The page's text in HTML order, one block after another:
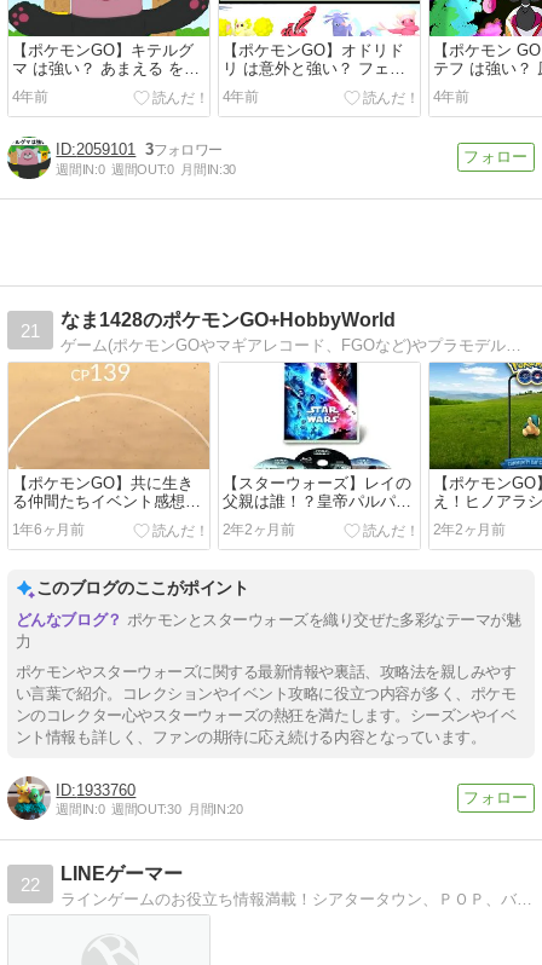
【ポケモンGO】キテルグ
マ は強い？ あまえる を覚
えられればジム置きでかな
り強いのでは？ 特別技の
ドレインパンチ にも期待
大！！
4年前
【ポケモンGO】オドリド
リ は意外と強い？ フェザ
ーダンス を覚えられれば
かなり面白い性能になるの
では？？
4年前
【ポケモン
テフ は強い？
可能な◯◯を
ぶっ壊れるの
4年前
2059101 3
週間IN:0 週間OUT:0 月間IN:30
21
なま1428のポケモンGO+HobbyWorld
ゲーム(ポケモンGOやマギアレコード、FGOなど)やプラモデル、レゴなど私が楽しいと思うことを語ります。
【ポケモンGO】共に生き
る仲間たちイベント感想と
攻略法
1年6ヶ月前
【スターウォーズ】レイの
父親は誰！？皇帝パルパテ
ィーンとレイの関係【トリ
ビア】
2年2ヶ月前
【ポケモン
え！ヒノアラ
ュデイ攻略法
ィデイ】
2年2ヶ月前
このブログのここがポイント
ポケモンとスターウォーズを織り交ぜた多彩なテーマが魅
力
ポケモンやスターウォーズに関する最新情報や裏話、攻略法を親しみやす
い言葉で紹介。コレクションやイベント攻略に役立つ内容が多く、ポケモ
ンのコレクター心やスターウォーズの熱狂を満たします。シーズンやイベ
ント情報も詳しく、ファンの期待に応え続ける内容となっています。
1933760
週間IN:0 週間OUT:30 月間IN:20
22
LINEゲーマー
ラインゲームのお役立ち情報満載！シアタータウン、ＰＯＰ、バブル、ポコパンの情報をメインに紹介しています。最近ポケモンＧＯ始めました！